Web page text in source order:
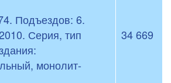
Подъездов: 6.
Серия, тип
монолит-
34 669